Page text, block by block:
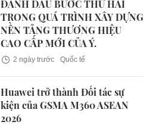
ĐÁNH DẤU BƯỚC THỨ HAI
TRONG QUÁ TRÌNH XÂY DỰNG
NỀN TẢNG THƯƠNG HIỆU
CAO CẤP MỚI CỦA Ý.
2 ngày trước Quốc tế
Huawei trở thành Đối tác sự
kiện của GSMA M360 ASEAN
2026